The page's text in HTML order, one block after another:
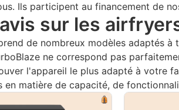
Ils participent au financement de
sur les
de nombreux modèles adaptés
ne correspond pas
l'appareil le plus adapté à votre
en matière de capacité, de